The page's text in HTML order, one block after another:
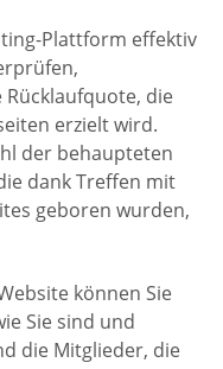
Plattform effektiv
die
erzielt wird.
der behaupteten
dank Treffen mit
geboren wurden,
können Sie
Sie sind und
die Mitglieder, die